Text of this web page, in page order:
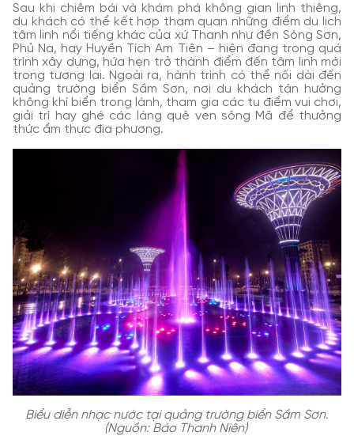
Sau khi chiêm bái và khám phá không gian linh thiêng,
du khách có thể kết hợp tham quan những điểm du lịch
tâm linh nổi tiếng khác của xứ Thanh như đền Sòng Sơn,
Phủ Na, hay Huyền Tích Am Tiên – hiện đang trong quá
trình xây dựng, hứa hẹn trở thành điểm đến tâm linh mới
trong tương lai. Ngoài ra, hành trình có thể nối dài đến
quảng trường biển Sầm Sơn, nơi du khách tận hưởng
không khí biển trong lành, tham gia các tu điểm vui chơi,
giải trí hay ghé các làng quê ven sông Mã để thưởng
thức ẩm thực địa phương.
Biểu diễn nhạc nước tại quảng trường biển Sầm Sơn.
(Nguồn: Báo Thanh Niên)